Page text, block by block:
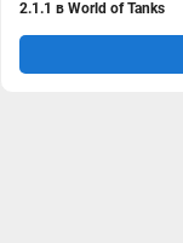
2.1.1 в World of Tanks